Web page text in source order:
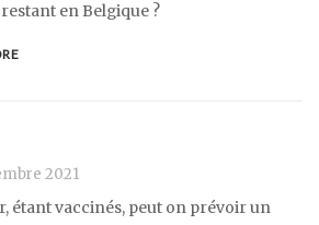
en Belgique ?
2021
étant vaccinés, peut on prévoir un